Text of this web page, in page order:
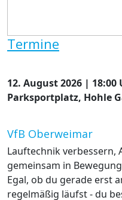
Termine
12. August 2026 | 18:00
Parksportplatz, Hohle
VfB Oberweimar
Lauftechnik verbessern,
gemeinsam in
Egal, ob du gerade erst
regelmäßig läufst - du